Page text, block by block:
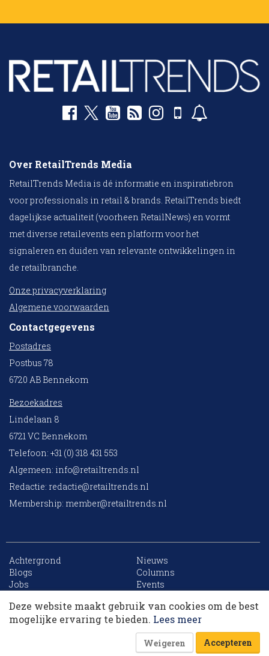
Over RetailTrends Media
RetailTrends Media is dé informatie en inspiratiebron
voor professionals in retail & brands. RetailTrends biedt
dagelijkse actualiteit (voorheen RetailNews) en vormt
met diverse retailevents een platform voor het
signaleren en duiden van relevante ontwikkelingen in
de retailbranche.
Onze privacyverklaring
Algemene voorwaarden
Contactgegevens
Postadres
Postbus 78
6720 AB Bennekom
Bezoekadres
Lindelaan 8
6721 VC Bennekom
Telefoon: +31 (0) 318 431 553
Algemeen: info@retailtrends.nl
Redactie: redactie@retailtrends.nl
Membership: member@retailtrends.nl
Achtergrond
Nieuws
Blogs
Columns
Jobs
Events
Archief
Sitemap
Website is powered by
Deze website maakt gebruik van cookies om de best
mogelijke ervaring te bieden. Lees meer
Weigeren Accepteren
10 collega’s
Korting op events